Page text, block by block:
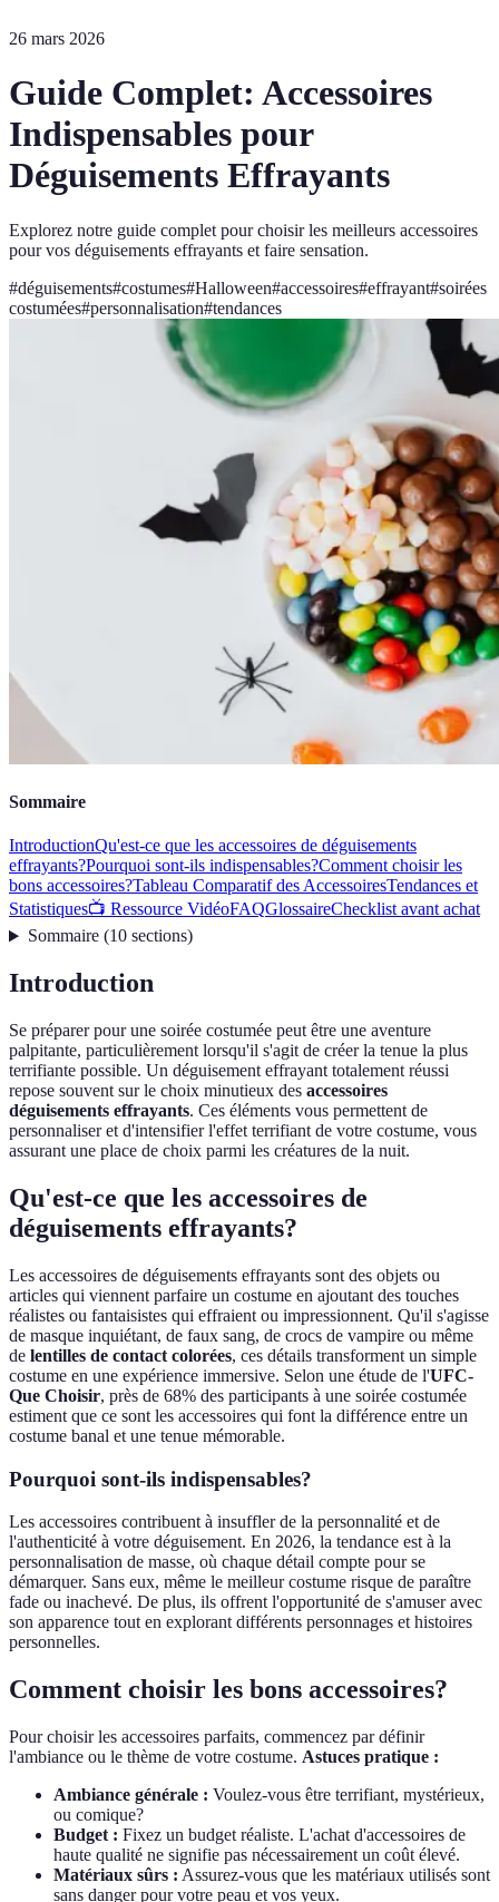
26 mars 2026
Guide Complet: Accessoires
Indispensables pour
Déguisements Effrayants
Explorez notre guide complet pour choisir les meilleurs accessoires
pour vos déguisements effrayants et faire sensation.
#déguisements#costumes#Halloween#accessoires#effrayant#soirées
costumées#personnalisation#tendances
Sommaire
IntroductionQu'est-ce que les accessoires de déguisements
effrayants?Pourquoi sont-ils indispensables?Comment choisir les
bons accessoires?Tableau Comparatif des AccessoiresTendances et
Statistiques📺 Ressource VidéoFAQGlossaireChecklist avant achat
Sommaire(10 sections)
Introduction
Se préparer pour une soirée costumée peut être une aventure
palpitante, particulièrement lorsqu'il s'agit de créer la tenue la plus
terrifiante possible. Un déguisement effrayant totalement réussi
repose souvent sur le choix minutieux des accessoires
déguisements effrayants. Ces éléments vous permettent de
personnaliser et d'intensifier l'effet terrifiant de votre costume, vous
assurant une place de choix parmi les créatures de la nuit.
Qu'est-ce que les accessoires de
déguisements effrayants?
Les accessoires de déguisements effrayants sont des objets ou
articles qui viennent parfaire un costume en ajoutant des touches
réalistes ou fantaisistes qui effraient ou impressionnent. Qu'il s'agisse
de masque inquiétant, de faux sang, de crocs de vampire ou même
de lentilles de contact colorées, ces détails transforment un simple
costume en une expérience immersive. Selon une étude de l'UFC-
Que Choisir, près de 68% des participants à une soirée costumée
estiment que ce sont les accessoires qui font la différence entre un
costume banal et une tenue mémorable.
Pourquoi sont-ils indispensables?
Les accessoires contribuent à insuffler de la personnalité et de
l'authenticité à votre déguisement. En 2026, la tendance est à la
personnalisation de masse, où chaque détail compte pour se
démarquer. Sans eux, même le meilleur costume risque de paraître
fade ou inachevé. De plus, ils offrent l'opportunité de s'amuser avec
son apparence tout en explorant différents personnages et histoires
personnelles.
Comment choisir les bons accessoires?
Pour choisir les accessoires parfaits, commencez par définir
l'ambiance ou le thème de votre costume. Astuces pratique :
Ambiance générale : Voulez-vous être terrifiant, mystérieux,
ou comique?
Budget : Fixez un budget réaliste. L'achat d'accessoires de
haute qualité ne signifie pas nécessairement un coût élevé.
Matériaux sûrs : Assurez-vous que les matériaux utilisés sont
sans danger pour votre peau et vos yeux.